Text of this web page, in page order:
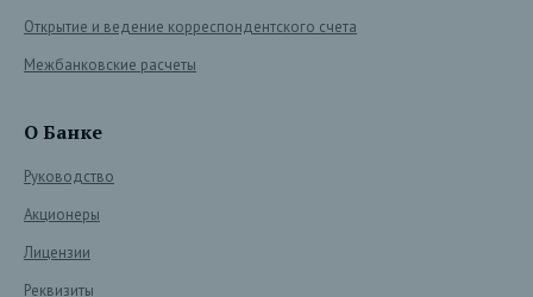
Открытие и ведение корреспондентского счета
Межбанковские расчеты
О Банке
Руководство
Акционеры
Лицензии
Реквизиты